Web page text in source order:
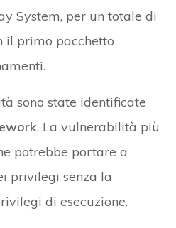
System, per un totale di
il primo pacchetto
sono state identificate
. La vulnerabilità più
potrebbe portare a
privilegi senza la
di esecuzione.